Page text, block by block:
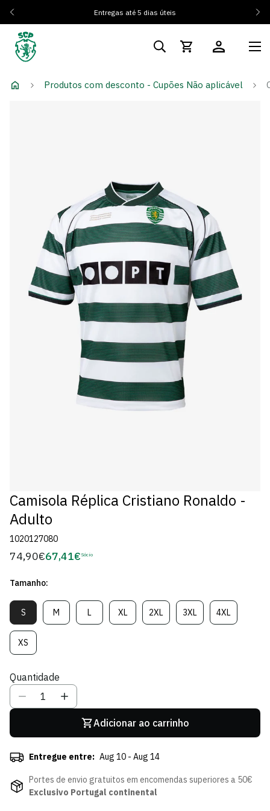
Entregas até 5 dias úteis
Produtos com desconto - Cupões Não aplicável
Camisola Réplica Cristiano Ronaldo -
Adulto
1020127080
Preço
74,90€Preço
Sócio
67,41€ Sócio
Tamanho:
SVariante
Esgotada
Ou
Indisponível
MVariante
Esgotada
LVariante
Esgotada
XLVariante
Esgotada
2XLVariante
Esgotada
3XLVariante
Esgotada
4XLVariante
Esgotada
XSVariante
Esgotada
Indisponível
Quantidade
Adicionar ao carrinho
Entregue entre: Aug 10 - Aug 14
Portes de envio gratuitos em encomendas superiores a 50€
Exclusivo Portugal continental